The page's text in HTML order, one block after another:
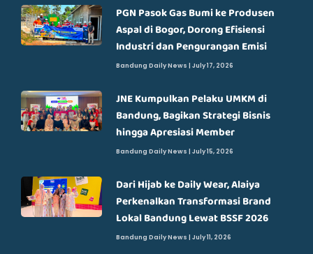
PGN Pasok Gas Bumi ke Produsen
Aspal di Bogor, Dorong Efisiensi
Industri dan Pengurangan Emisi
Bandung Daily News July 17, 2026
JNE Kumpulkan Pelaku UMKM di
Bandung, Bagikan Strategi Bisnis
hingga Apresiasi Member
Bandung Daily News July 15, 2026
Dari Hijab ke Daily Wear, Alaiya
Perkenalkan Transformasi Brand
Lokal Bandung Lewat BSSF 2026
Bandung Daily News July 11, 2026